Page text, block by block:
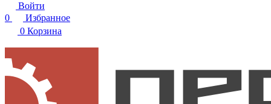
Войти
0
Избранное
0 Корзина